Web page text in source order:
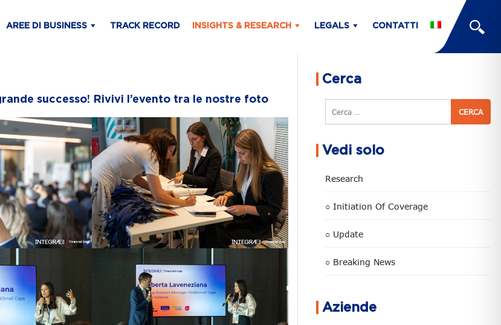
AREE DI BUSINESS TRACK RECORD INSIGHTS & RESEARCH LEGALS CONTATTI
successo! Rivivi l’evento tra le nostre foto
Cerca
Cerca
Vedi solo
Research
○ Initiation Of Coverage
○ Update
○ Breaking News
Aziende